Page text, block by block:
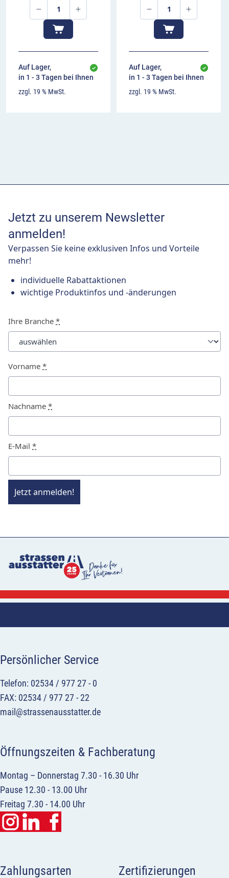
Auf Lager,
in 1 - 3 Tagen bei Ihnen
zzgl. 19 % MwSt.
Auf Lager,
in 1 - 3 Tagen bei Ihnen
zzgl. 19 % MwSt.
Jetzt zu unserem Newsletter
anmelden!
Verpassen Sie keine exklusiven Infos und Vorteile
mehr!
individuelle Rabattaktionen
wichtige Produktinfos und -änderungen
Ihre Branche *
Vorname *
Nachname *
E-Mail *
Jetzt anmelden!
Persönlicher Service
Telefon: 02534 / 977 27 - 0
FAX: 02534 / 977 27 - 22
mail@strassenausstatter.de
Öffnungszeiten & Fachberatung
Montag – Donnerstag 7.30 - 16.30 Uhr
Pause 12.30 - 13.00 Uhr
Freitag 7.30 - 14.00 Uhr
Zahlungsarten Zertifizierungen